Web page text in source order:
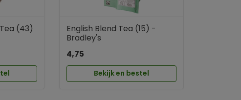
(43)
English Blend Tea (15) -
Bradley's
4,75
Bekijk en bestel